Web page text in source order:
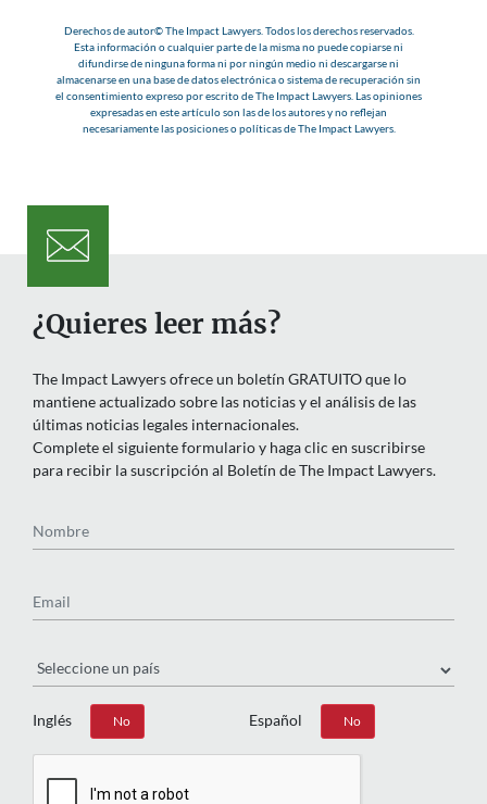
Derechos de autor© The Impact Lawyers. Todos los derechos reservados.
Esta información o cualquier parte de la misma no puede copiarse ni
difundirse de ninguna forma ni por ningún medio ni descargarse ni
almacenarse en una base de datos electrónica o sistema de recuperación sin
el consentimiento expreso por escrito de The Impact Lawyers. Las opiniones
expresadas en este artículo son las de los autores y no reflejan
necesariamente las posiciones o políticas de The Impact Lawyers.
¿Quieres leer más?
The Impact Lawyers ofrece un boletín GRATUITO que lo
mantiene actualizado sobre las noticias y el análisis de las
últimas noticias legales internacionales.
Complete el siguiente formulario y haga clic en suscribirse
para recibir la suscripción al Boletín de The Impact Lawyers.
Inglés
Sí No Español
Sí No